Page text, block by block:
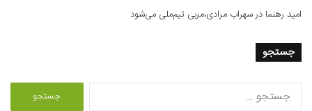
امید رهنما درسهراب مرادی،مربی تیم‌ملی می‌شود
جستجو